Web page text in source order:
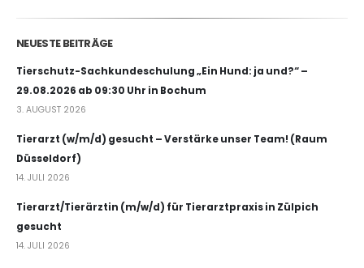
NEUESTE BEITRÄGE
Tierschutz-Sachkundeschulung „Ein Hund: ja und?“ –
29.08.2026 ab 09:30 Uhr in Bochum
3. AUGUST 2026
Tierarzt (w/m/d) gesucht – Verstärke unser Team! (Raum
Düsseldorf)
14. JULI 2026
Tierarzt/Tierärztin (m/w/d) für Tierarztpraxis in Zülpich
gesucht
14. JULI 2026